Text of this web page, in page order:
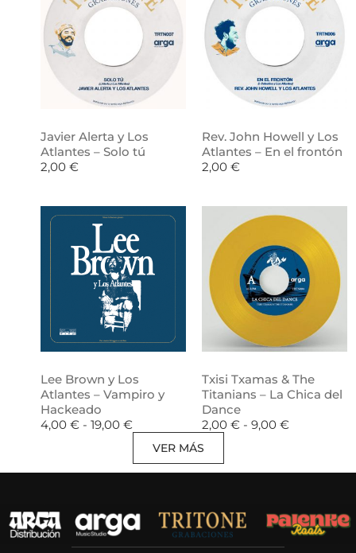
Javier Alerta y Los
Atlantes – Solo tú
2,00 €
Rev. John Howell y Los
Atlantes – En el frontón
2,00 €
Lee Brown y Los
Atlantes – Vampiro y
Hackeado
4,00 € - 19,00 €
Txisi Txamas & The
Titanians – La Chica del
Dance
2,00 € - 9,00 €
VER MÁS